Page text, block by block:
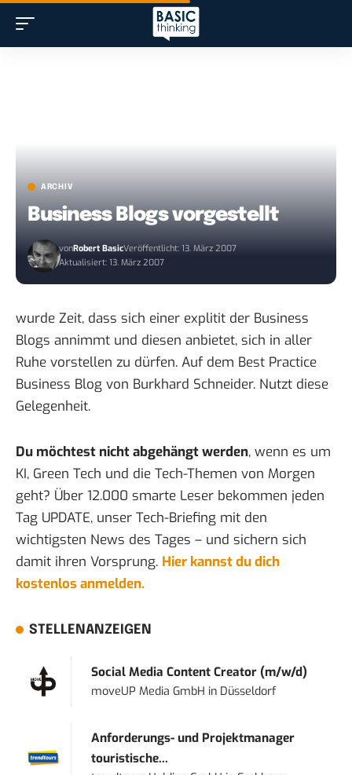
ARCHIV
Business Blogs vorgestellt
vonRobert BasicVeröffentlicht: 13. März 2007
Aktualisiert: 13. März 2007
wurde Zeit, dass sich einer explitit der Business
Blogs annimmt und diesen anbietet, sich in aller
Ruhe vorstellen zu dürfen. Auf dem Best Practice
Business Blog von Burkhard Schneider. Nutzt diese
Gelegenheit.
Du möchtest nicht abgehängt werden, wenn es um
KI, Green Tech und die Tech-Themen von Morgen
geht? Über 12.000 smarte Leser bekommen jeden
Tag UPDATE, unser Tech-Briefing mit den
wichtigsten News des Tages – und sichern sich
damit ihren Vorsprung. Hier kannst du dich
kostenlos anmelden.
STELLENANZEIGEN
Social Media Content Creator (m/w/d)
moveUP Media GmbH in Düsseldorf
Anforderungs- und Projektmanager
touristische...